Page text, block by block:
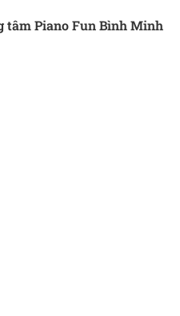
tâm Piano Fun Bình Minh